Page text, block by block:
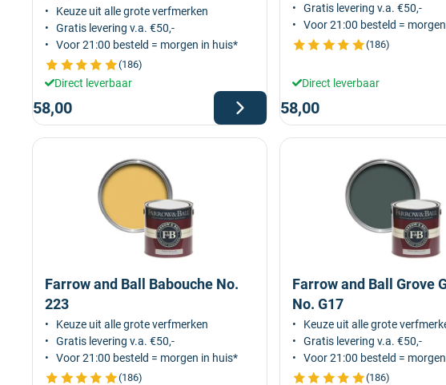
Keuze uit alle grote verfmerken
Gratis levering v.a. €50,-
Voor 21:00 besteld = morgen in huis*
(186)
Direct leverbaar
58,00
Gratis levering v.a. €50,-
Voor 21:00 besteld =
(186)
Direct leverbaar
58,00
Farrow and Ball Babouche No.
223
Keuze uit alle grote verfmerken
Gratis levering v.a. €50,-
Voor 21:00 besteld = morgen in huis*
(186)
Farrow and Ball Grove
No. G17
Keuze uit alle grote
Gratis levering v.a. €50,-
Voor 21:00 besteld =
(186)